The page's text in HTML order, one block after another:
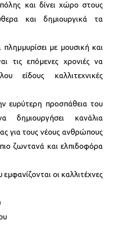
και δίνει χώρο στους
και δημιουργικά τα
με μουσική και
τις επόμενες χρονιές να
είδους καλλιτεχνικές
ευρύτερη προσπάθεια του
κανάλια
για τους νέους ανθρώπους
ζωντανά και ελπιδοφόρα
οι καλλιτέχνες